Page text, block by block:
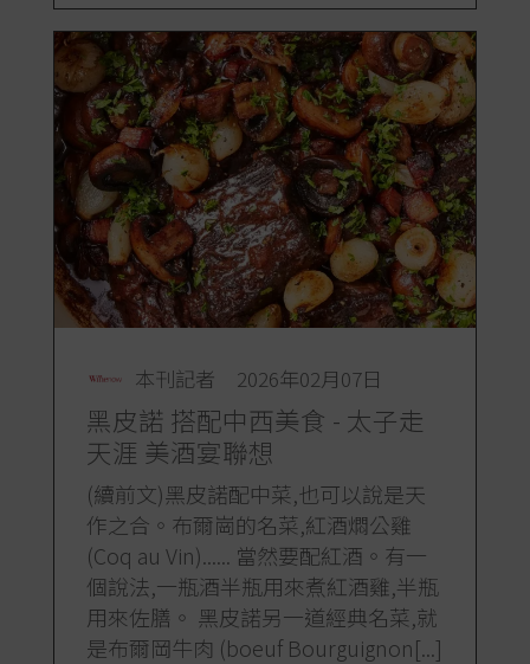
本刊記者 2026年02月07日
黑皮諾 搭配中西美食 - 太子走
天涯 美酒宴聯想
(續前文)黑皮諾配中菜,也可以說是天
作之合。布爾崗的名菜,紅酒燜公雞
(Coq au Vin)...... 當然要配紅酒。有一
個說法,一瓶酒半瓶用來煮紅酒雞,半瓶
用來佐膳。 黑皮諾另一道經典名菜,就
是布爾岡牛肉 (boeuf Bourguignon[...]